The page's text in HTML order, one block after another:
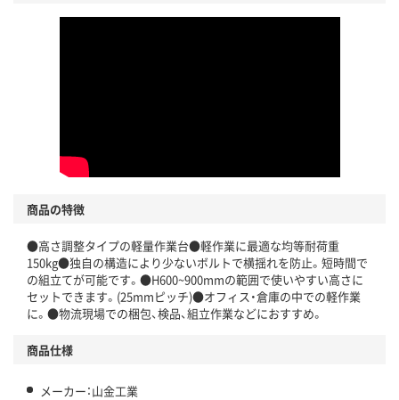
商品の特徴
●高さ調整タイプの軽量作業台●軽作業に最適な均等耐荷重
150kg●独自の構造により少ないボルトで横揺れを防止。短時間で
の組立てが可能です。●H600~900mmの範囲で使いやすい高さに
セットできます。(25mmピッチ)●オフィス・倉庫の中での軽作業
に。●物流現場での梱包、検品、組立作業などにおすすめ。
商品仕様
メーカー：山金工業